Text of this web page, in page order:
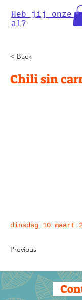
Heb jij onze
al?
< Back
Chili sin
dinsdag 10 maart
Previous